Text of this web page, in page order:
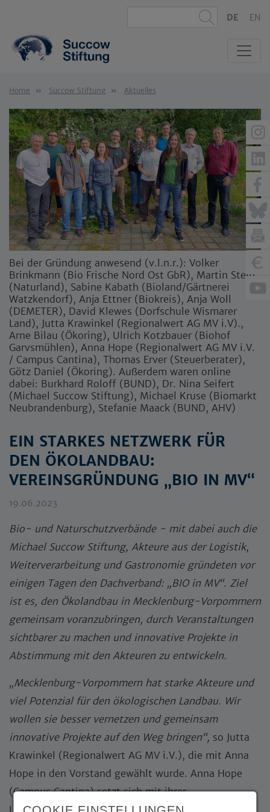
DE EN
Home Succow Stiftung Aktuelles
EIN STARKES NETZWERK FÜR
DEN ÖKOLANDBAU:
VEREINSGRÜNDUNG „BIO IN MV“
19.06.2023
Bio- und Naturschutzverbände - mit dabei auch die
Michael Succow Stiftung, Akteure aus der Logistik,
Weiterverarbeitung und Gastronomie gründeten vor
einigen Tagen den Dachverband: „BIO in MV“. Ziel
ist es, den Ökolandbau in Mecklenburg-Vorpommern
gemeinsam voranzubringen, durch Veranstaltungen
sichtbarer zu machen und innovative Projekte in
Abstimmung mit den Akteuren zu entwickeln.
„Mecklenburg-Vorpommern hat starke Akteure und
viel Potenzial für den ökologischen Landbau. Wir
wollen sie besser vernetzen und gemeinsam
innovative Projekte auf den Weg bringen“, so Jutta
Krawinkel (Regionalwert AG MV i.V.), die mit Anna
Hope in den Vorstand gewählt wurde. Anna Hope
(Campus Cantina) setzt sich mit ihrer
Bei der Gründung anwesend (v.l.n.r.): Volker
Brinkmann (Bio Frische Nord Ost GbR), Martin Stein
(Naturland), Sabine Kabath (Bioland/Gärtnerei
Watzkendorf), Anja Ettner (Biokreis), Anja Woll
(DEMETER), David Klewes (Dorfschule Wismarer
Land), Jutta Krawinkel (Regionalwert AG MV i.V).,
Arne Bilau (Ökoring), Ulrich Kotzbauer (Biohof
Garvsmühlen), Anna Hope (Regionalwert AG MV i.V.
/ Campus Cantina), Thomas Erver (Steuerberater),
Götz Daniel (Ökoring). Außerdem waren online
dabei: Burkhard Roloff (BUND), Dr. Nina Seifert
(Michael Succow Stiftung), Michael Kruse (Biomarkt
Neubrandenburg), Stefanie Maack (BUND, AHV)